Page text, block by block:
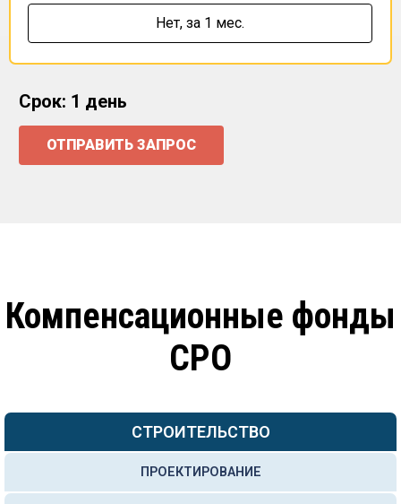
Нет, за 1 мес.
Срок: 1 день
ОТПРАВИТЬ ЗАПРОС
Компенсационные фонды
СРО
СТРОИТЕЛЬСТВО
ПРОЕКТИРОВАНИЕ